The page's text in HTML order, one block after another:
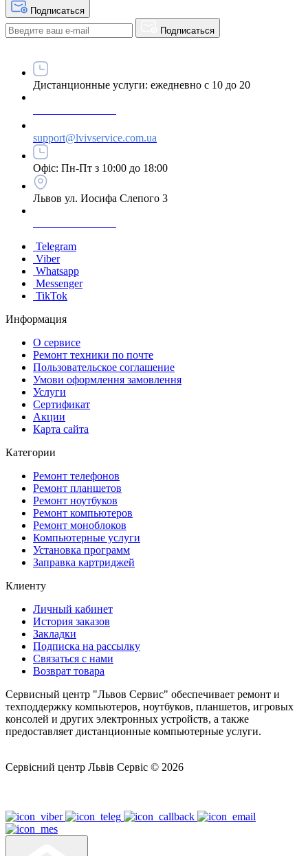
Подписаться
Подписаться
Дистанционные услуги: ежедневно с 10 до 20
support@lvivservice.com.ua
Офіс: Пн-Пт з 10:00 до 18:00
Львов ул. Иосифа Слепого 3
Telegram
Viber
Whatsapp
Messenger
TikTok
Информация
О сервисе
Ремонт техники по почте
Пользовательское соглашение
Умови оформлення замовлення
Услуги
Сертификат
Акции
Карта сайта
Категории
Ремонт телефонов
Ремонт планшетов
Ремонт ноутбуков
Ремонт компьютеров
Ремонт моноблоков
Компьютерные услуги
Установка программ
Заправка картриджей
Клиенту
Личный кабинет
История заказов
Закладки
Подписка на рассылку
Связаться с нами
Возврат товара
Сервисный центр "Львов Сервис" обеспечивает ремонт и
техподдержку компьютеров, ноутбуков, планшетов, игровых
консолей и других электронных устройств, а также
предоставляет дистанционные компьютерные услуги.
Сервісний центр Львів Сервіс © 2026